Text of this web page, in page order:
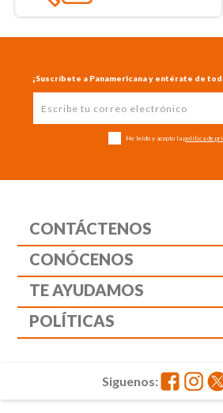
¡Suscríbete a Panamericana y entérate de
He leído y acepto la política de
CONTÁCTENOS
CONÓCENOS
TE AYUDAMOS
POLÍTICAS
Siguenos: